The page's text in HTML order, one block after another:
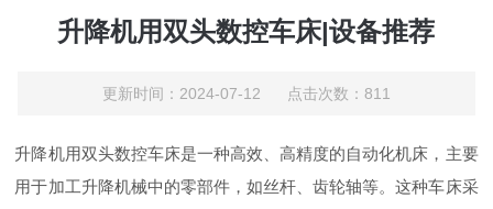
升降机用双头数控车床|设备推荐
更新时间：2024-07-12 点击次数：811
升降机用双头数控车床是一种高效、高精度的自动化机床，主要
用于加工升降机械中的零部件，如丝杆、齿轮轴等。这种车床采